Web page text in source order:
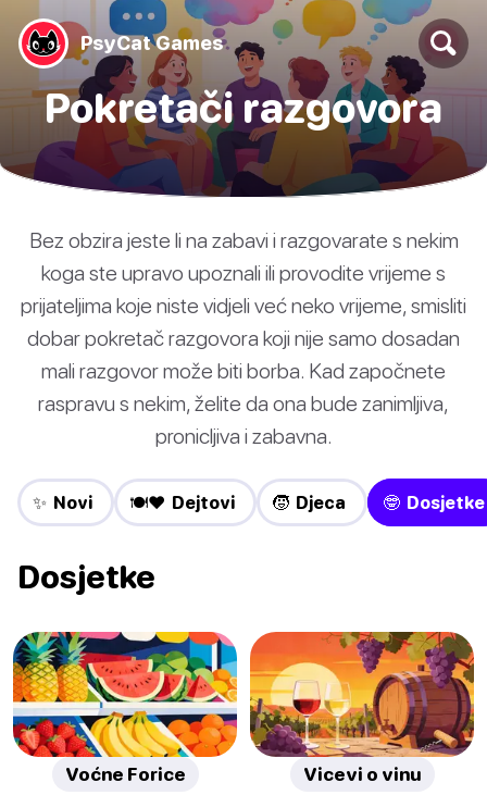
PsyCat Games
Pokretači razgovora
Bez obzira jeste li na zabavi i razgovarate s nekim
koga ste upravo upoznali ili provodite vrijeme s
prijateljima koje niste vidjeli već neko vrijeme, smisliti
dobar pokretač razgovora koji nije samo dosadan
mali razgovor može biti borba. Kad započnete
raspravu s nekim, želite da ona bude zanimljiva,
pronicljiva i zabavna.
✨ Novi 🍽️❤️ Dejtovi 🧒 Djeca 🤓 Dosjetke
Dosjetke
Voćne Forice Vicevi o vinu